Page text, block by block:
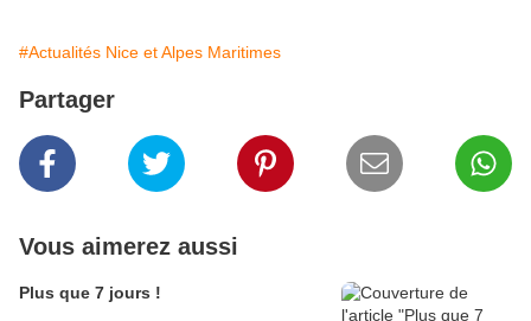
#Actualités Nice et Alpes Maritimes
Partager
Vous aimerez aussi
Plus que 7 jours !